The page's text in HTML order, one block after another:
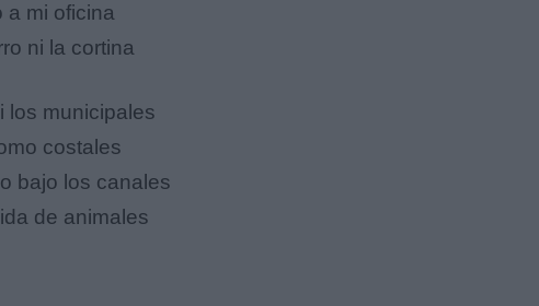
a mi oficina
ni la cortina
los municipales
costales
bajo los canales
de animales